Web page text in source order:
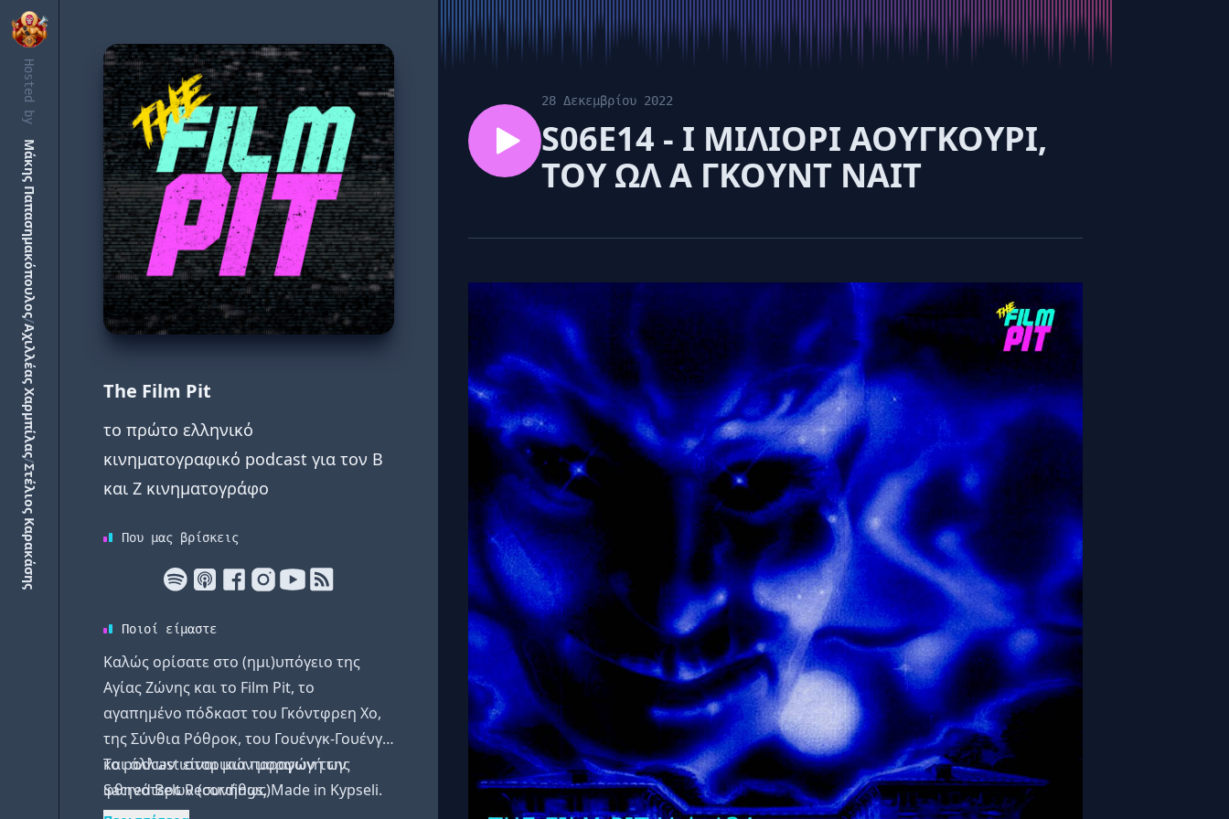
Hosted by
Μάκης Παπασημακόπουλος
/
Αχιλλέας Χαρμπίλας
/
Στέλιος Καρακάσης
The Film Pit
το πρώτο ελληνικό
κινηματογραφικό podcast για τον Β
και Ζ κινηματογράφο
Που μας βρίσκεις
Ποιοί είμαστε
Καλώς ορίσατε στο (ημι)υπόγειο της
Αγίας Ζώνης και το Film Pit, το
αγαπημένο πόδκαστ του Γκόντφρεη Χο,
της Σύνθια Ρόθροκ, του Γουένγκ-Γουένγκ
και άλλων ιστορικών μορφών των
φθηνότερων (συνήθως)
Το podcast είναι μια παραγωγή της
Sacred Belt Recordings. Made in Kypseli.
S06E14 - Ι ΜΙΛΙΟΡΙ ΑΟΥΓΚΟΥΡΙ,
ΤΟΥ ΩΛ Α ΓΚΟΥΝΤ ΝΑΙΤ
28 Δεκεμβρίου 2022